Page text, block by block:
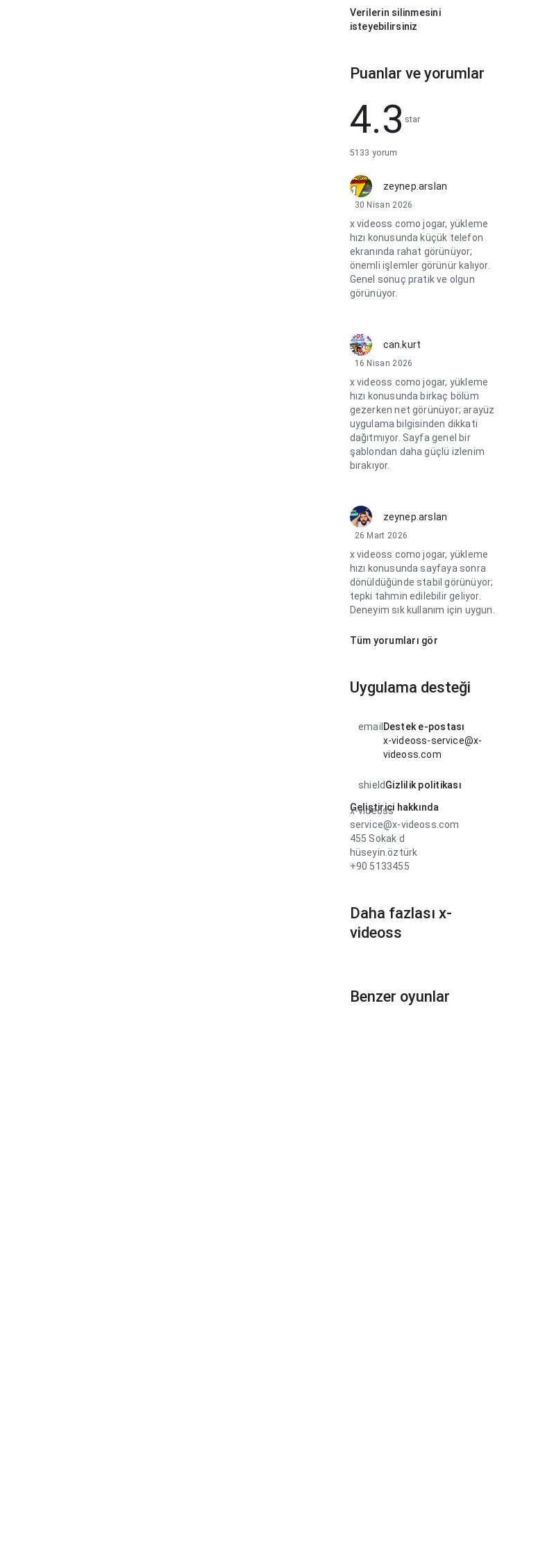
Verilerin silinmesini
isteyebilirsiniz
Puanlar ve yorumlar
4.3 star
5133 yorum
zeynep.arslan
30 Nisan 2026
x videoss como jogar, yükleme
hızı konusunda küçük telefon
ekranında rahat görünüyor;
önemli işlemler görünür kalıyor.
Genel sonuç pratik ve olgun
görünüyor.
can.kurt
16 Nisan 2026
x videoss como jogar, yükleme
hızı konusunda birkaç bölüm
gezerken net görünüyor; arayüz
uygulama bilgisinden dikkati
dağıtmıyor. Sayfa genel bir
şablondan daha güçlü izlenim
bırakıyor.
zeynep.arslan
26 Mart 2026
x videoss como jogar, yükleme
hızı konusunda sayfaya sonra
dönüldüğünde stabil görünüyor;
tepki tahmin edilebilir geliyor.
Deneyim sık kullanım için uygun.
Tüm yorumları gör
Uygulama desteği
email Destek e-postası
x-videoss-service@x-
videoss.com
shieldGizlilik politikası
Geliştirici hakkında
x-videoss
service@x-videoss.com
455 Sokak d
hüseyin.öztürk
+90 5133455
Daha fazlası x-
videoss
Benzer oyunlar